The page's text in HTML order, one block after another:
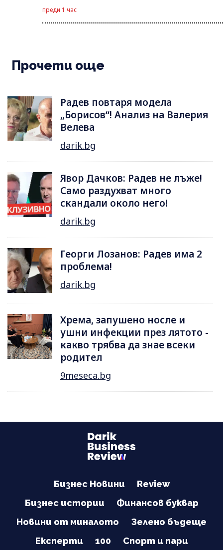
преди 1 час
Прочети още
Радев повтаря модела
„Борисов“! Анализ на Валерия
Велева
darik.bg
Явор Дачков: Радев не лъже!
Само раздухват много
скандали около него!
darik.bg
Георги Лозанов: Радев има 2
проблема!
darik.bg
Хрема, запушено носле и
ушни инфекции през лятотo -
какво трябва да знае всеки
родител
9meseca.bg
Бизнес Новини
Review
Бизнес истории
Финансов буквар
Новини от миналото
Зелено бъдеще
Експерти
100 Спорт и пари